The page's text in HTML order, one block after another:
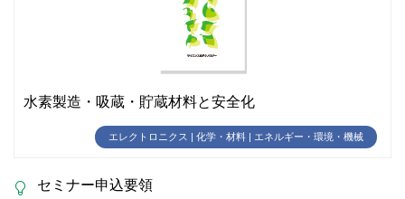
水素製造・吸蔵・貯蔵材料と安全化
エレクトロニクス | 化学・材料 | エネルギー・環境・機械
セミナー申込要領